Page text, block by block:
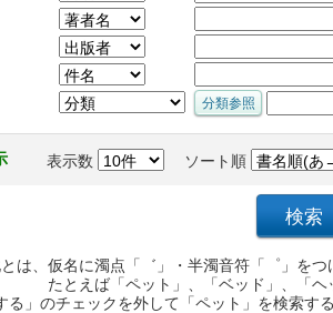
表示数 ソート順
は、仮名に濁点「゛」・半濁音符「゜」を
たとえば「ペット」、「ベッド」、「
る」のチェックを外して「ペット」を検索